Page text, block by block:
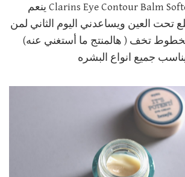
Clarins Eye Contour Balm Softens fine lines ينعم
تحت العين ويساعدني اليوم الثاني لمن
تخف ( هالمنتج ما أستغني عنه)
جميع انواع البشره